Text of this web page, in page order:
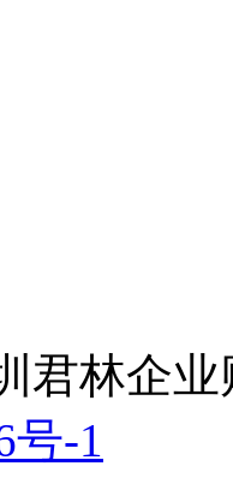
君林企
号-1